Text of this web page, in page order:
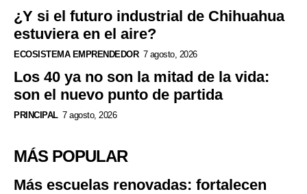
¿Y si el futuro industrial de Chihuahua
estuviera en el aire?
ECOSISTEMA EMPRENDEDOR 7 agosto, 2026
Los 40 ya no son la mitad de la vida:
son el nuevo punto de partida
PRINCIPAL 7 agosto, 2026
MÁS POPULAR
Más escuelas renovadas: fortalecen